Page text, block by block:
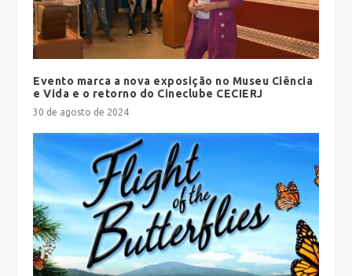
Evento marca a nova exposição no Museu Ciência
e Vida e o retorno do Cineclube CECIERJ
30 de agosto de 2024